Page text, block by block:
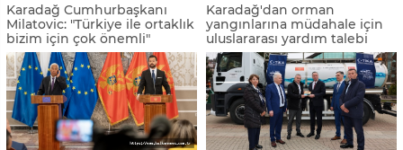
Karadağ Cumhurbaşkanı
Milatovic: "Türkiye ile ortaklık
bizim için çok önemli"
Karadağ'dan orman
yangınlarına müdahale için
uluslararası yardım talebi